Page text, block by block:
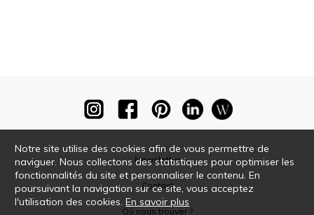
Newsletter
Contact
Où nous trouver ?
Notre site utilise des cookies afin de vous permettre de
naviguer. Nous collectons des statistiques pour optimiser les
fonctionnalités du site et personnaliser le contenu. En
poursuivant la navigation sur ce site, vous acceptez
l'utilisation des cookies.En savoir plus